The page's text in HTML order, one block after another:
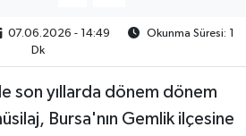
07.06.2026 - 14:49
Okunma Süresi: 1
Dk
son yıllarda dönem dönem
Bursa'nın Gemlik ilçesine